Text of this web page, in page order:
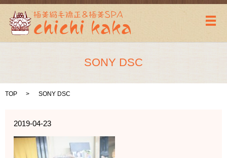
メ
SONY DSC
TOP SONY DSC
2019-04-23